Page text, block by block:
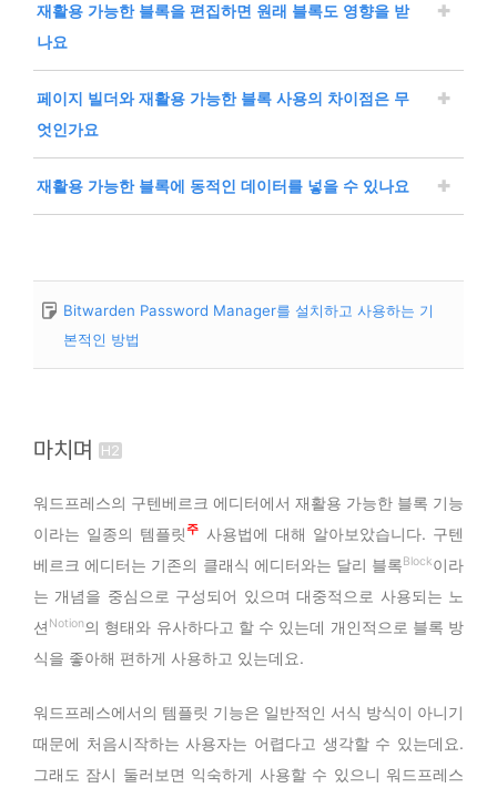
재활용 가능한 블록을 편집하면 원래 블록도 영향을 받
나요
예, 재활용 가능한 블록을 편집하면 해당 블록을 사용한
모든 페이지나 게시물에 영향을 미칩니다. 전술한 주의
든 곳에서 일관성 있는 디자인과 콘텐츠를 유지하기 위
페이지 빌더와 재활용 가능한 블록 사용의 차이점은 무
엇인가요
페이지 빌더는 전체 페이지의 디자인과 레이아웃을 생
성하는데 사용되며, 재활용 가능한 블록은 특정 섹션을
재활용 가능한 블록에 동적인 데이터를 넣을 수 있나요
데이터를 넣을 수는 있습니다.
Bitwarden Password Manager를 설치하고 사용하는 기
본적인 방법
마치며
워드프레스의 구텐베르크 에디터에서 재활용 가능한 블록 기능
이라는 일종의 템플릿1
사용법에 대해 알아보았습니다. 구텐
베르크 에디터는 기존의 클래식 에디터와는 달리 블록Block이라
는 개념을 중심으로 구성되어 있으며 대중적으로 사용되는 노
션 Notion의 형태와 유사하다고 할 수 있는데 개인적으로 블록 방
식을 좋아해 편하게 사용하고 있는데요.
워드프레스에서의 템플릿 기능은 일반적인 서식 방식이 아니기
때문에 처음시작하는 사용자는 어렵다고 생각할 수 있는데요.
그래도 잠시 둘러보면 익숙하게 사용할 수 있으니 워드프레스